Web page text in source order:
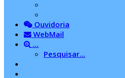
Ouvidoria
WebMail
...
Pesquisar...